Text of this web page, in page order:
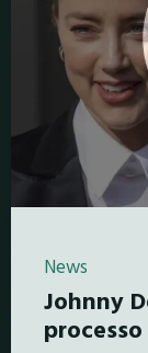
News
Johnny